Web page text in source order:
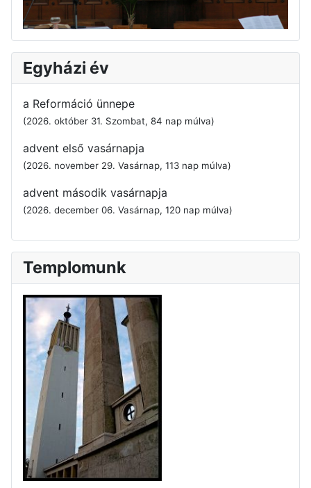
Egyházi év
a Reformáció ünnepe
(2026. október 31. Szombat, 84 nap múlva)
advent első vasárnapja
(2026. november 29. Vasárnap, 113 nap múlva)
advent második vasárnapja
(2026. december 06. Vasárnap, 120 nap múlva)
Templomunk